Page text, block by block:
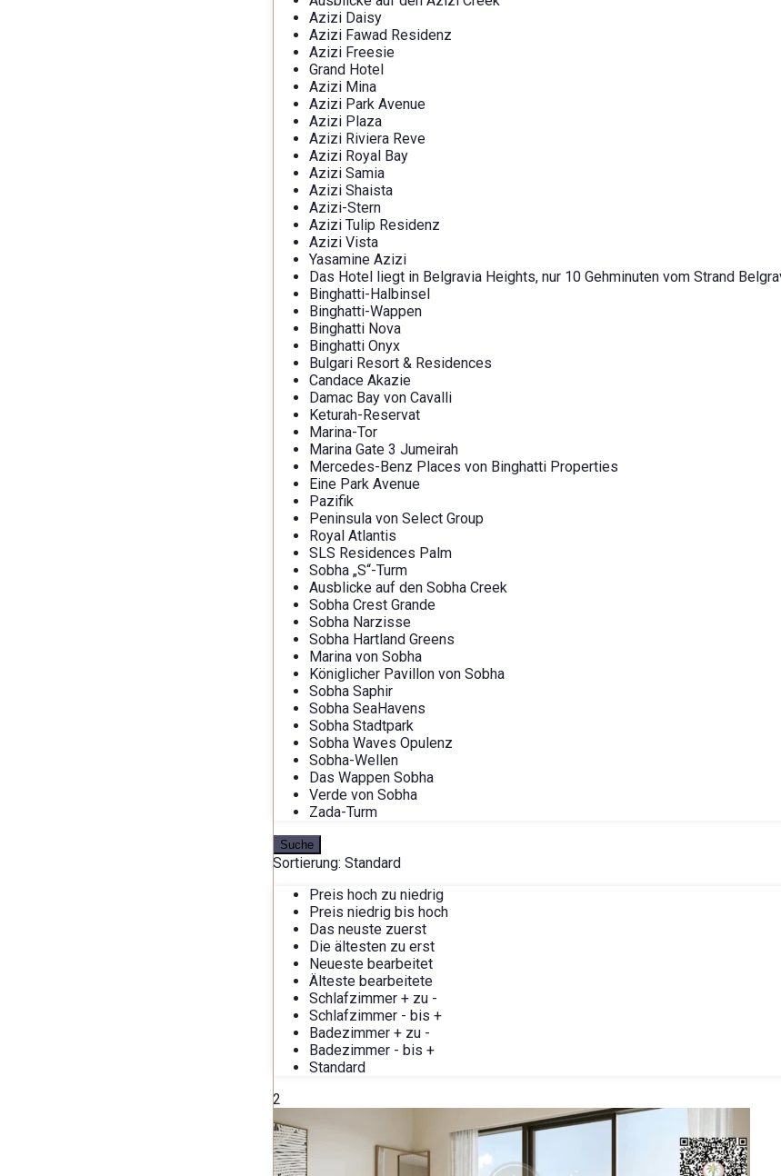
Azizi Daisy
Azizi Fawad Residenz
Azizi Freesie
Grand Hotel
Azizi Mina
Azizi Park Avenue
Azizi Plaza
Azizi Riviera Reve
Azizi Royal Bay
Azizi Samia
Azizi Shaista
Azizi-Stern
Azizi Tulip Residenz
Azizi Vista
Yasamine Azizi
Das Hotel liegt in Belgravia Heights, nur 10 Gehminuten vom Strand
Binghatti-Halbinsel
Binghatti-Wappen
Binghatti Nova
Binghatti Onyx
Bulgari Resort & Residences
Candace Akazie
Damac Bay von Cavalli
Keturah-Reservat
Marina-Tor
Marina Gate 3 Jumeirah
Mercedes-Benz Places von Binghatti Properties
Eine Park Avenue
Pazifik
Peninsula von Select Group
Royal Atlantis
SLS Residences Palm
Sobha „S“-Turm
Ausblicke auf den Sobha Creek
Sobha Crest Grande
Sobha Narzisse
Sobha Hartland Greens
Marina von Sobha
Königlicher Pavillon von Sobha
Sobha Saphir
Sobha SeaHavens
Sobha Stadtpark
Sobha Waves Opulenz
Sobha-Wellen
Das Wappen Sobha
Verde von Sobha
Zada-Turm
Suche
Sortierung: Standard
Preis hoch zu niedrig
Preis niedrig bis hoch
Das neuste zuerst
Die ältesten zu erst
Neueste bearbeitet
Älteste bearbeitete
Schlafzimmer + zu -
Schlafzimmer - bis +
Badezimmer + zu -
Badezimmer - bis +
Standard
2